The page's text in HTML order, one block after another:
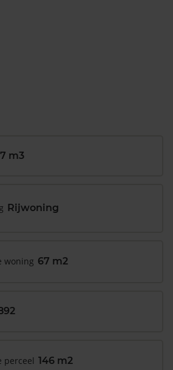
m3
Rijwoning
woning 67 m2
perceel 146 m2